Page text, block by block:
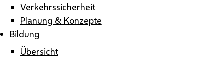
Verkehrssicherheit
Planung & Konzepte
Bildung
Übersicht